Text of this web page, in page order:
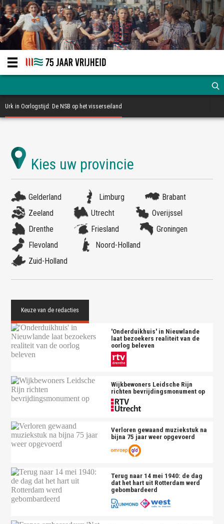
Urk in Oorlogstijd: De NSB op het visserseiland
Gelderland Limburg
Brabant
Zeeland
Utrecht
Overijssel
Drenthe
Friesland
Groningen
Flevoland
Noord-Holland
Zuid-Holland
'Onderduikhuis' in Nieuwlande
laat bezoekers realiteit van de
oorlog beleven
Wijkbewoners Leidsche Rijn
richten bevrijdingsmonument op
Verloren gewaand muziekstuk na
bijna 75 jaar weer opgevoerd
Terug naar 14 mei 1940: de dag
dat het hart uit Rotterdam werd
gebombardeerd